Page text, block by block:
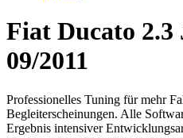
Fiat Ducato 2.3
09/2011
Professionelles Tuning für mehr
Begleiterscheinungen. Alle
Ergebnis intensiver